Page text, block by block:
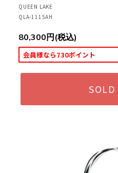
QUEEN LAKE
QLA-1115AH
80,300円(税込)
会員様なら730ポイント